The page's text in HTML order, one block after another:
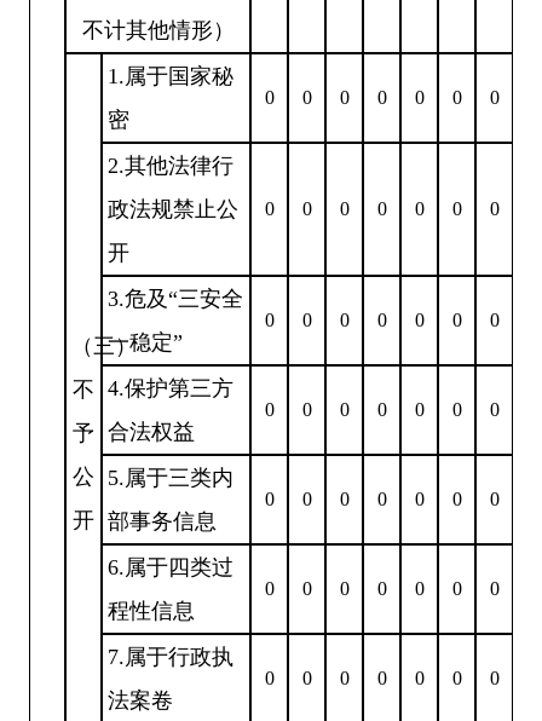
不计其他情形）
（三）
不
予
公
开
1.属于国家秘
密
0 0 0 0 0 0 0
2.其他法律行
政法规禁止公
开
0 0 0 0 0 0 0
3.危及“三安全
一稳定”
0 0 0 0 0 0 0
4.保护第三方
合法权益
0 0 0 0 0 0 0
5.属于三类内
部事务信息
0 0 0 0 0 0 0
6.属于四类过
程性信息
0 0 0 0 0 0 0
7.属于行政执
法案卷
0 0 0 0 0 0 0